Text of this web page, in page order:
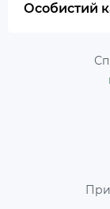
Особистий